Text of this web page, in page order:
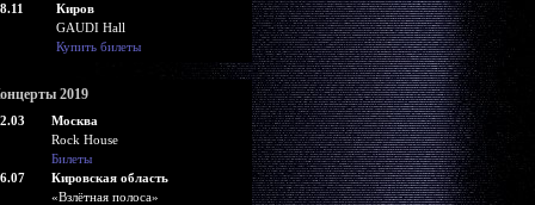
Киров
GAUDI Hall
Купить билеты
2019
Москва
Rock House
Билеты
Кировская область
«Взлётная полоса»